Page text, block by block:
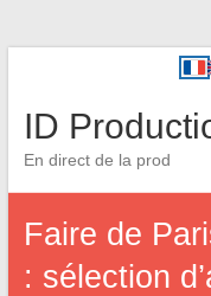
ID
En direct de la prod
Faire de
: sélection